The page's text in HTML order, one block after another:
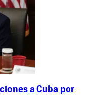
a Cuba por